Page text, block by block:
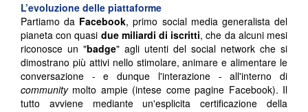
L’evoluzione delle piattaforme
Partiamo da Facebook, primo social media generalista del
pianeta con quasi due miliardi di iscritti, che da alcuni mesi
riconosce un "badge" agli utenti del social network che si
dimostrano più attivi nello stimolare, animare e alimentare le
conversazione - e dunque l'interazione - all'interno di
communitymolto ampie (intese come pagine Facebook). Il
tutto avviene mediante un'esplicita certificazione della